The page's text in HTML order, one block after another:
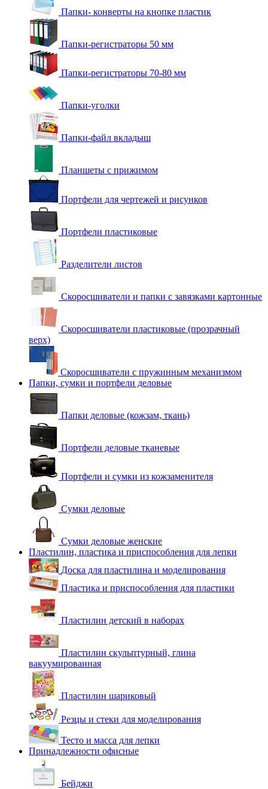
Папки- конверты на кнопке пластик
Папки-регистраторы 50 мм
Папки-регистраторы 70-80 мм
Папки-уголки
Папки-файл вкладыш
Планшеты с прижимом
Портфели для чертежей и рисунков
Портфели пластиковые
Разделители листов
Скоросшиватели и папки с завязками картонные
Скоросшиватели пластиковые (прозрачный
верх)
Скоросшиватели с пружинным механизмом
Папки, сумки и портфели деловые
Папки деловые (кожзам, ткань)
Портфели деловые тканевые
Портфели и сумки из кожзаменителя
Сумки деловые
Сумки деловые женские
Пластилин, пластика и приспособления для лепки
Доска для пластилина и моделирования
Пластика и приспособления для пластики
Пластилин детский в наборах
Пластилин скульптурный, глина
вакуумированная
Пластилин шариковый
Резцы и стеки для моделирования
Тесто и масса для лепки
Принадлежности офисные
Бейджи